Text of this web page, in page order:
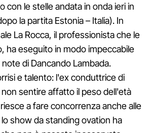
con le stelle andata in onda ieri in
la partita Estonia – Italia). In
La Rocca, il professionista che le
ha eseguito in modo impeccabile
di Dancando Lambada.
e talento: l'ex conduttrice di
sentire affatto il peso dell'età
a fare concorrenza anche alle
show da standing ovation ha